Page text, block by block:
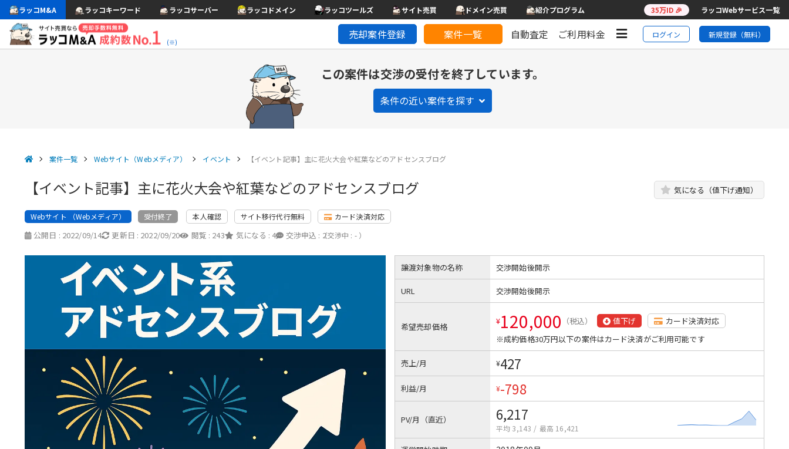
ラッコM&A ラッコキーワード ラッコサーバー ラッコドメイン ラッコツールズ サイト売買 ドメイン売買 紹介プログラム 35万ID 🎉 ラッコWebサービス一覧
(※)
売却案件登録 案件一覧 自動査定 ご利用料金 ログイン 新規登録（無料）
この案件は交渉の受付を終了しています。
条件の近い案件を探す
案件一覧 Webサイト（Webメディア） イベント 【イベント記事】主に花火大会や紅葉などのアドセンスブログ
【イベント記事】主に花火大会や紅葉などのアドセンスブログ 気になる（値下げ通知）
Webサイト （Webメディア） 受付終了 本人確認 サイト移行代行無料 カード決済対応
公開日 : 2022/09/14 更新日 : 2022/09/20 閲覧 : 243 気になる : 4 交渉申込 : 2
（交渉中 : - ）
譲渡対象物の名称 交渉開始後開示
URL 交渉開始後開示
希望売却価格 ¥120,000 （税込） 値下げ
カード決済対応
※成約価格30万円以下の案件はカード決済がご利用可能です
売上/月 ¥427
利益/月 ¥-798
PV/月（直近） 6,217
平均 3,143 / 最高 16,421